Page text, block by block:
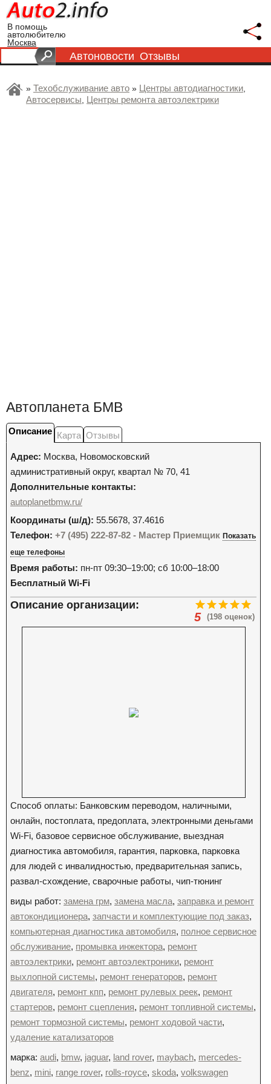
В помощь
автолюбителю
Москва
Автоновости Отзывы
» Техобслуживание авто » Центры автодиагностики,
Автосервисы, Центры ремонта автоэлектрики
Автопланета БМВ
Описание Карта Отзывы
Адрес: Москва, Новомосковский
административный округ, квартал № 70, 41
Дополнительные контакты:
autoplanetbmw.ru/
Координаты (ш/д): 55.5678, 37.4616
Телефон: +7 (495) 222-87-82 - Мастер Приемщик Показать
еще телефоны
Время работы: пн-пт 09:30–19:00; сб 10:00–18:00
Бесплатный Wi-Fi
(198 оценок)
5
Описание организации:
Способ оплаты: Банковским переводом, наличными,
онлайн, постоплата, предоплата, электронными деньгами
Wi-Fi, базовое сервисное обслуживание, выездная
диагностика автомобиля, гарантия, парковка, парковка
для людей с инвалидностью, предварительная запись,
развал-схождение, сварочные работы, чип-тюнинг
виды работ: замена грм, замена масла, заправка и ремонт
автокондиционера, запчасти и комплектующие под заказ,
компьютерная диагностика автомобиля, полное сервисное
обслуживание, промывка инжектора, ремонт
автоэлектрики, ремонт автоэлектроники, ремонт
выхлопной системы, ремонт генераторов, ремонт
двигателя, ремонт кпп, ремонт рулевых реек, ремонт
стартеров, ремонт сцепления, ремонт топливной системы,
ремонт тормозной системы, ремонт ходовой части,
удаление катализаторов
марка: audi, bmw, jaguar, land rover, maybach, mercedes-
benz, mini, range rover, rolls-royce, skoda, volkswagen